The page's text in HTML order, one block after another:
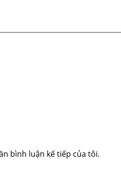
bình luận kế tiếp của tôi.